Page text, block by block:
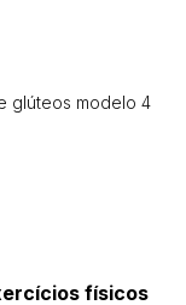
glúteos modelo 4
físicos